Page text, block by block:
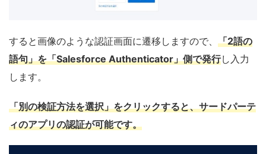
すると画像のような認証画面に遷移しますので、 「2語の
語句」を「Salesforce Authenticator」側で発行し入力
します。
「別の検証方法を選択」をクリックすると、サードパーテ
ィのアプリの認証が可能です。